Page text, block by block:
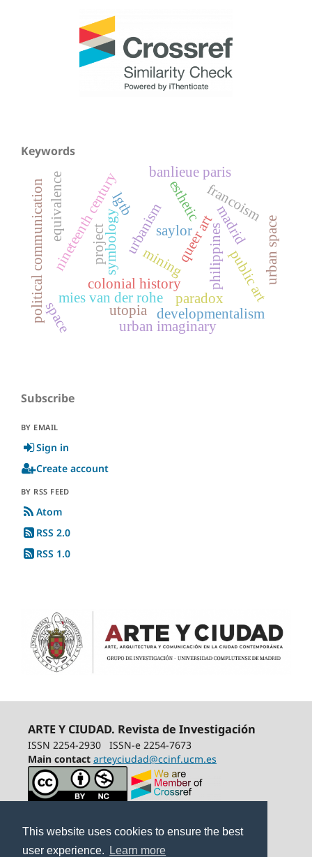
This website uses cookies to ensure the best
user experience.
Learn more
Keywords
symbology
lgtb
saylorqueer art
esthetic
philippines
madrid
colonial history
urbanism
nineteenth century mining
paradox
mies van der rohe
project
space
equivalence
political communication
banlieue paris
francoism
developmentalism
urban imaginary
public arturban space
utopia
Subscribe
BY EMAIL
Sign in
Create account
BY RSS FEED
Atom
RSS 2.0
RSS 1.0
ARTE Y CIUDAD. Revista de Investigación
ISSN 2254-2930
ISSN-e 2254-7673
Main contact arteyciudad@ccinf.ucm.es